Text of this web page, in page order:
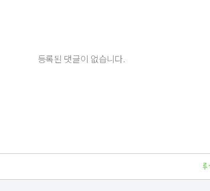
등록된 댓글이 없습니다.